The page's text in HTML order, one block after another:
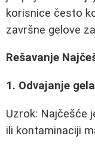
korisnice često
završne gelove
Rešavanje
1. Odvajanje
Uzrok: Najčešće
ili kontaminaciji